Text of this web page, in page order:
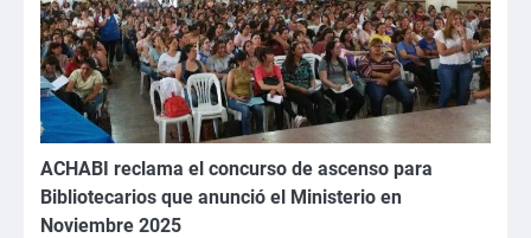
ACHABI reclama el concurso de ascenso para
Bibliotecarios que anunció el Ministerio en
Noviembre 2025